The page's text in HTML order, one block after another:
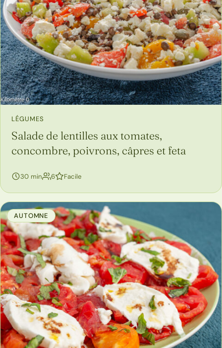
LÉGUMES
Salade de lentilles aux tomates,
concombre, poivrons, câpres et feta
30 min 6personnes
Facile
AUTOMNE